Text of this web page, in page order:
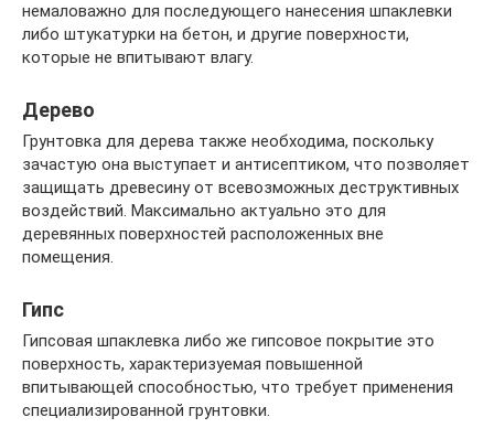
немаловажно для последующего нанесения шпаклевки
либо штукатурки на бетон, и другие поверхности,
которые не впитывают влагу.
Дерево
Грунтовка для дерева также необходима, поскольку
зачастую она выступает и антисептиком, что позволяет
защищать древесину от всевозможных деструктивных
воздействий. Максимально актуально это для
деревянных поверхностей расположенных вне
помещения.
Гипс
Гипсовая шпаклевка либо же гипсовое покрытие это
поверхность, характеризуемая повышенной
впитывающей способностью, что требует применения
специализированной грунтовки.